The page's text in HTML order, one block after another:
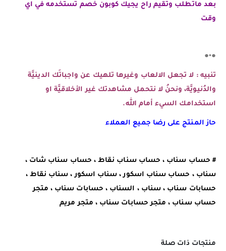
بعد ماتطلب وتقيم راح يجيك كوبون خصم تستخدمه في اي
وقت
●•●
تنبيه : لا تجعل الالعاب وغيرها تلهيك عن واجباتَك الدينيَّة
والدُنيويَّة، ونحنُ لا نتحمل مشاهدتك غير الأخلاقيَّة او
استخدامك السيء أمام الله.
حاز المنتج على رضا جميع العملاء
# حساب سناب ، حساب سناب نقاط ، حساب سناب شات ،
سناب ، حساب سناب اسكور ، سناب اسكور ، سناب نقاط ،
حسابات سناب ، سناب ، السناب ، حسابات سناب ، متجر
حساب سناب ، متجر حسابات سناب ، متجر مريم
منتجات ذات صلة